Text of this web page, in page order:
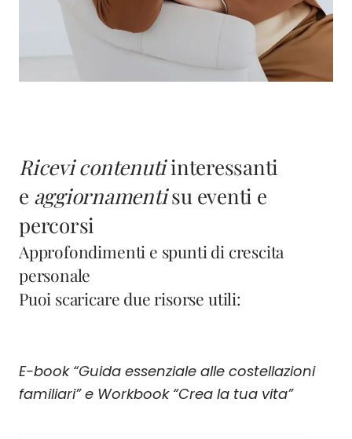
Ricevi contenutiinteressanti
e aggiornamentisu eventi e
percorsi
Approfondimenti e spunti di crescita
personale
Puoi scaricare due risorse utili:
E-book “Guida essenziale alle costellazioni
familiari” e Workbook “Crea la tua vita”